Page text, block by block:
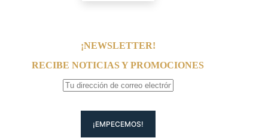
¡NEWSLETTER!
RECIBE NOTICIAS Y PROMOCIONES